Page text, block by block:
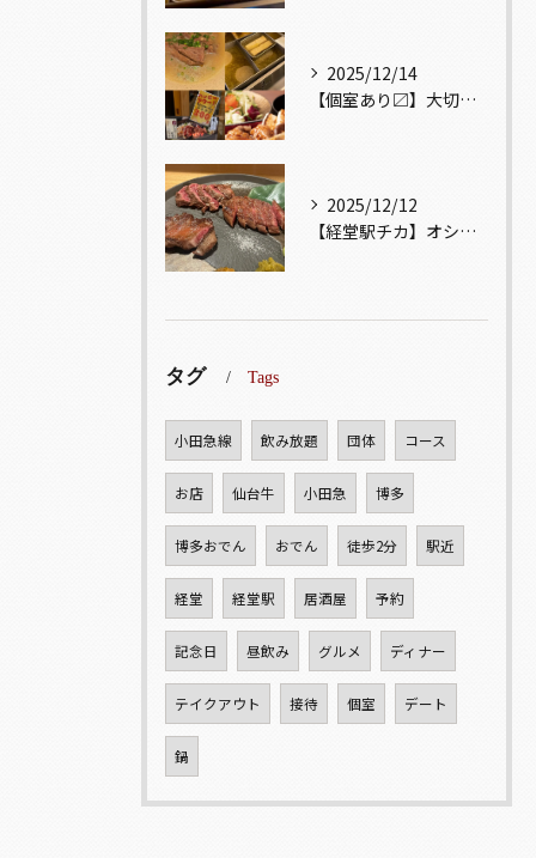
2025/12/14
【個室あり〼】大切な記念日、お祝い事でのご来店ぜひお待ちして...
2025/12/12
【経堂駅チカ】オシャレ居酒屋🏮自慢のお肉が楽しめる🐃お得なコ...
タグ Tags
小田急線 飲み放題 団体 コース
お店 仙台牛 小田急 博多
博多おでん おでん 徒歩2分 駅近
経堂 経堂駅 居酒屋 予約
記念日 昼飲み グルメ ディナー
テイクアウト 接待 個室 デート
鍋